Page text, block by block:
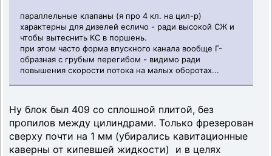
параллельные клапаны (я про 4 кл. на цил-р)
характерны для дизелей есличо - ради высокой СЖ и
чтобы вытеснить КС в поршень.
при этом часто форма впускного канала вообще Г-
образная с грубым перегибом - видимо ради
повышения скорости потока на малых оборотах...
Ну блок был 409 со сплошной плитой, без
пропилов между цилиндрами. Только фрезерован
сверху почти на 1 мм (убирались кавитационные
каверны от кипевшей жидкости) и в целях